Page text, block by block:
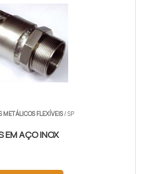
METÁLICOS FLEXÍVEIS/ SP
EM AÇO INOX